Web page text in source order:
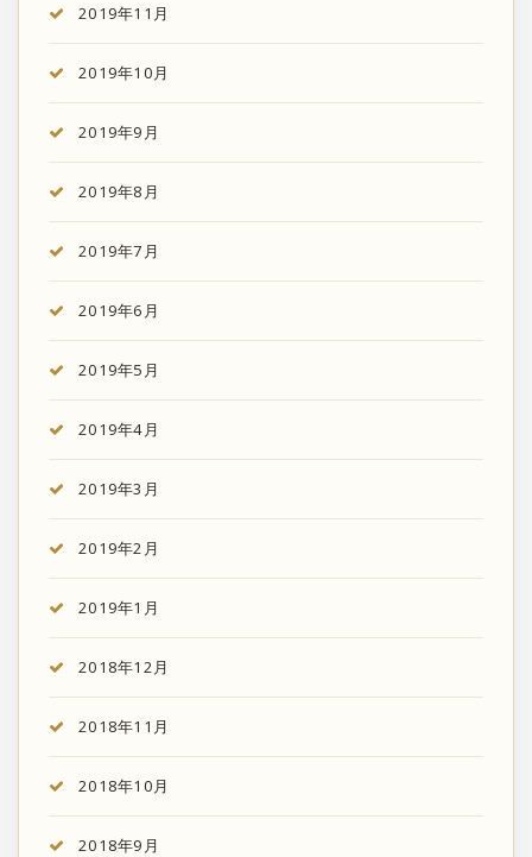
2019年11月
2019年10月
2019年9月
2019年8月
2019年7月
2019年6月
2019年5月
2019年4月
2019年3月
2019年2月
2019年1月
2018年12月
2018年11月
2018年10月
2018年9月